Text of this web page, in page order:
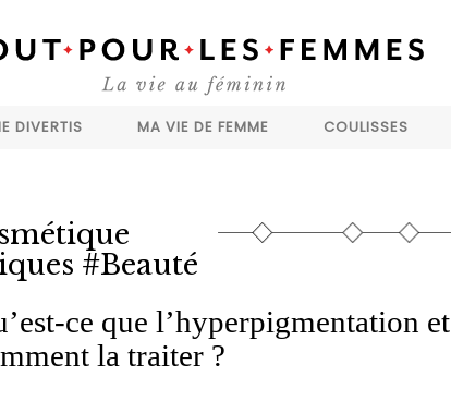
DIVERTIS MA VIE DE FEMME COULISSES
#Beauté
ce que l’hyperpigmentation et
la traiter ?